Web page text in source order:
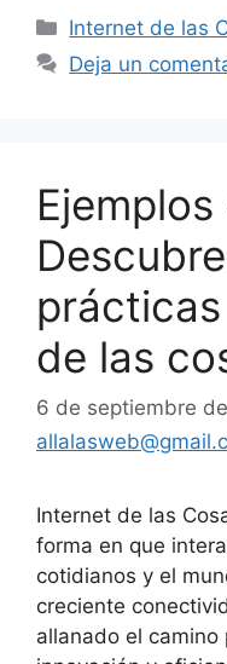
Categorías
Internet de las
Deja un
Ejemplos
de las
6 de septiembre
Internet de las
forma en que
cotidianos y el
creciente
allanado el camino